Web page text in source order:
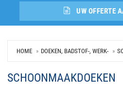
UW OFFERTE
HOME DOEKEN, BADSTOF-, WERK-
SCHOONMAAKDOEKEN